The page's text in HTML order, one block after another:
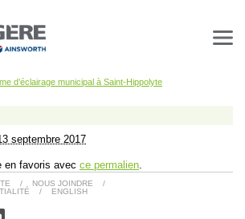
d’éclairage municipal à Saint-Hippolyte
septembre 2017
en favoris avec ce permalien
/ NOUS JOINDRE
/
/ ENGLISH